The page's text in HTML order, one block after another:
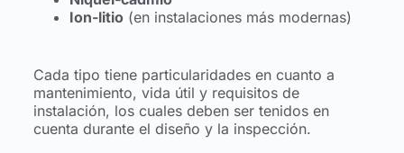
Ion-litio(en instalaciones más modernas)
Cada tipo tiene particularidades en cuanto a
mantenimiento, vida útil y requisitos de
instalación, los cuales deben ser tenidos en
cuenta durante el diseño y la inspección.